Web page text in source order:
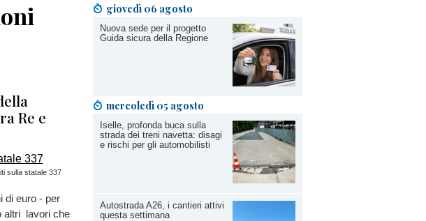
giovedì 06 agosto
Nuova sede per il progetto
Guida sicura della Regione
mercoledì 05 agosto
Iselle, profonda buca sulla
strada dei treni navetta: disagi
e rischi per gli automobilisti
Autostrada A26, i cantieri attivi
questa settimana
Re e
sulla statale 337
di euro - per
altri lavori che